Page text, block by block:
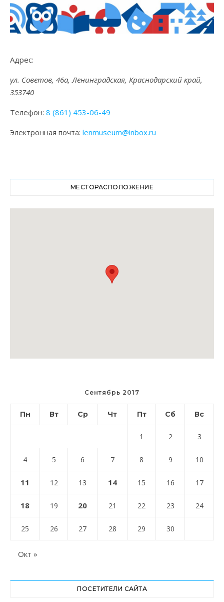
Адрес:
ул. Советов, 46а, Ленинградская, Краснодарский край,
353740
Телефон: 8 (861) 453-06-49
Электронная почта: lenmuseum@inbox.ru
МЕСТОРАСПОЛОЖЕНИЕ
Сентябрь 2017
Пн Вт Ср Чт Пт Сб Вс
1 2 3
4 5 6 7 8 9 10
11 12 13 14 15 16 17
18 19 20 21 22 23 24
25 26 27 28 29 30
Окт »
ПОСЕТИТЕЛИ САЙТА